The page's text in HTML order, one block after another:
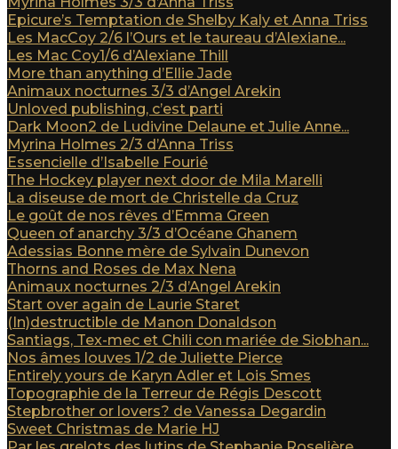
Epicure’s Temptation de Shelby Kaly et Anna Triss
Les MacCoy 2/6 l’Ours et le taureau d’Alexiane...
Les Mac Coy1/6 d’Alexiane Thill
More than anything d’Ellie Jade
Animaux nocturnes 3/3 d’Angel Arekin
Unloved publishing, c’est parti
Dark Moon2 de Ludivine Delaune et Julie Anne...
Myrina Holmes 2/3 d’Anna Triss
Essencielle d’Isabelle Fourié
The Hockey player next door de Mila Marelli
La diseuse de mort de Christelle da Cruz
Le goût de nos rêves d’Emma Green
Queen of anarchy 3/3 d’Océane Ghanem
Adessias Bonne mère de Sylvain Dunevon
Thorns and Roses de Max Nena
Animaux nocturnes 2/3 d’Angel Arekin
Start over again de Laurie Staret
(In)destructible de Manon Donaldson
Santiags, Tex-mec et Chili con mariée de Siobhan...
Nos âmes louves 1/2 de Juliette Pierce
Entirely yours de Karyn Adler et Lois Smes
Topographie de la Terreur de Régis Descott
Stepbrother or lovers? de Vanessa Degardin
Sweet Christmas de Marie HJ